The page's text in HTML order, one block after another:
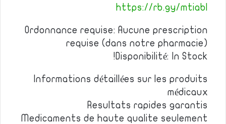
https://rb.gy/mtiabl
Ordonnance requise: Aucune prescription
requise (dans notre pharmacie)
Disponibilité: In Stock!
Informations détaillées sur les produits
médicaux
Resultats rapides garantis
Medicaments de haute qualite seulement